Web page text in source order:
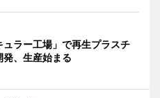
ュラー工場」で再生プラスチ
発、生産始まる